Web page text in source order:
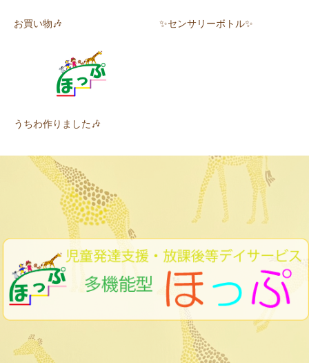
お買い物🎶 ✨センサリーボトル✨
うちわ作りました🎶